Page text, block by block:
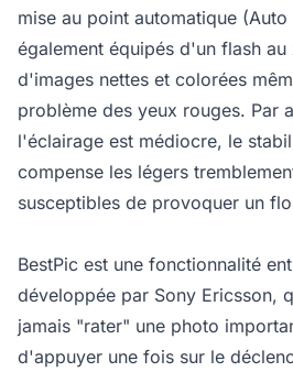
mise au point automatique (Auto
également équipés d'un flash
d'images nettes et colorées
problème des yeux rouges. Par
l'éclairage est médiocre, le
compense les légers
susceptibles de provoquer un
BestPic est une fonctionnalité
développée par Sony Ericsson,
jamais "rater" une photo
d'appuyer une fois sur le